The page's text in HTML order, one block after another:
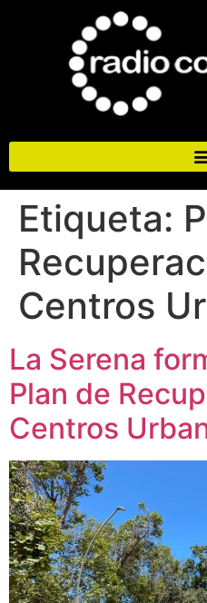
Etiqueta:
Centros
La Serena
Plan de
Centros